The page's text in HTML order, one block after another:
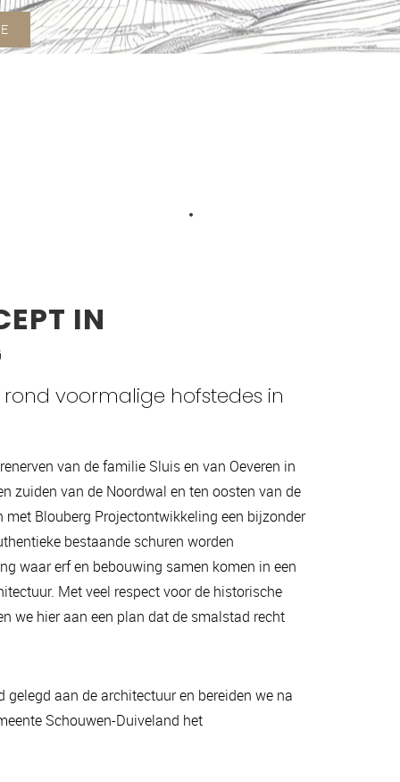
IN
voormalige hofstedes in
van de familie Sluis en van Oeveren in
zuiden van de Noordwal en ten oosten van de
Blouberg Projectontwikkeling een bijzonder
bestaande schuren worden
waar erf en bebouwing samen komen in een
Met veel respect voor de historische
we hier aan een plan dat de smalstad recht
aan de architectuur en bereiden we na
Schouwen-Duiveland het